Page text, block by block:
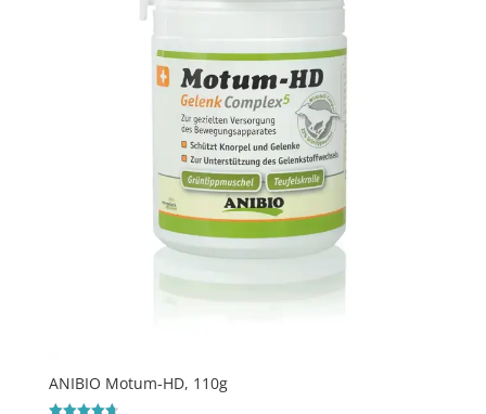
kr. 155,00.
ANIBIO Motum-HD, 110g